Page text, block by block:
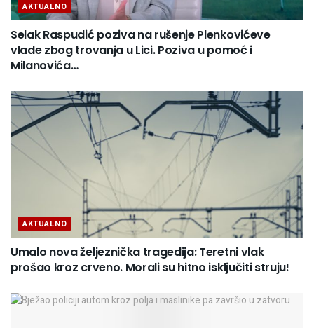
AKTUALNO
Selak Raspudić poziva na rušenje Plenkovićeve
vlade zbog trovanja u Lici. Poziva u pomoć i
Milanovića…
AKTUALNO
Umalo nova željeznička tragedija: Teretni vlak
prošao kroz crveno. Morali su hitno isključiti struju!